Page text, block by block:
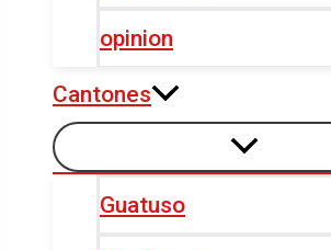
opinion
Cantones
Guatuso